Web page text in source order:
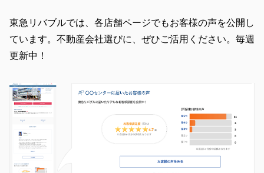
東急リバブルでは、各店舗ページでもお客様の声を公開し
ています。不動産会社選びに、ぜひご活用ください。毎週
更新中！